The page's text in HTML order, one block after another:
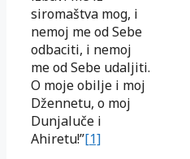
siromaštva mog, i
nemoj me od Sebe
odbaciti, i nemoj
me od Sebe udaljiti.
O moje obilje i moj
Džennetu, o moj
Dunjaluče i
Ahiretu!”[1]